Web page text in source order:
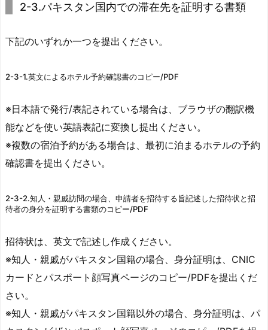
2-3.パキスタン国内での滞在先を証明する書類
下記のいずれか一つを提出ください。
2-3-1.英文によるホテル予約確認書のコピー/PDF
※日本語で発行/表記されている場合は、ブラウザの翻訳機
能などを使い英語表記に変換し提出ください。
※複数の宿泊予約がある場合は、最初に泊まるホテルの予約
確認書を提出ください。
2-3-2.知人・親戚訪問の場合、申請者を招待する旨記述した招待状と招
待者の身分を証明する書類のコピー/PDF
招待状は、英文で記述し作成ください。
※知人・親戚がパキスタン国籍の場合、身分証明は、CNIC
カードとパスポート顔写真ページのコピー/PDFを提出くだ
さい。
※知人・親戚がパキスタン国籍以外の場合、身分証明は、パ